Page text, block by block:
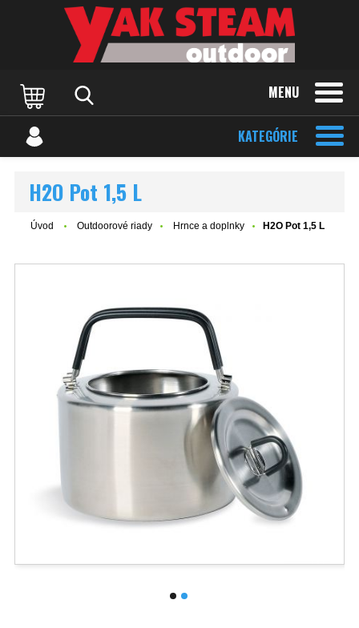
MENU
KATEGÓRIE
H2O Pot 1,5 L
Úvod Outdoorové riady Hrnce a doplnky H2O Pot 1,5 L